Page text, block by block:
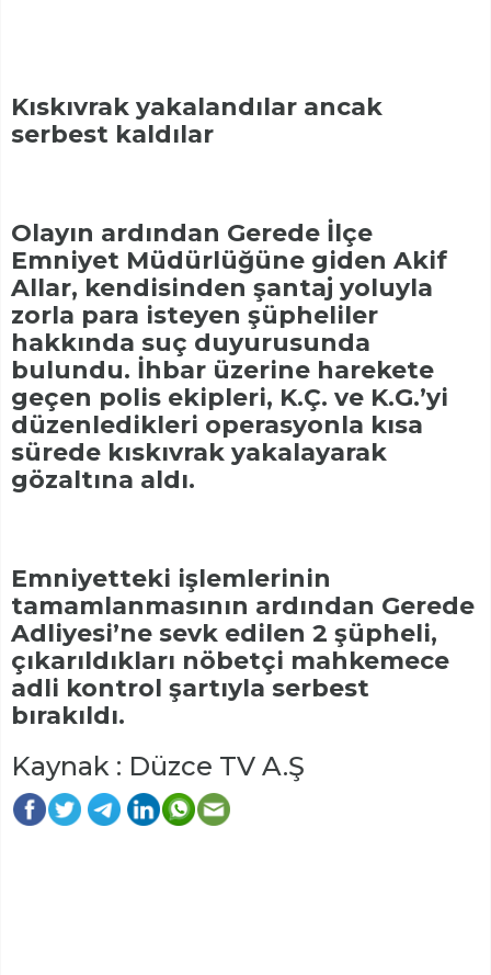
Kıskıvrak yakalandılar ancak
serbest kaldılar
Olayın ardından Gerede İlçe
Emniyet Müdürlüğüne giden Akif
Allar, kendisinden şantaj yoluyla
zorla para isteyen şüpheliler
hakkında suç duyurusunda
bulundu. İhbar üzerine harekete
geçen polis ekipleri, K.Ç. ve K.G.’yi
düzenledikleri operasyonla kısa
sürede kıskıvrak yakalayarak
gözaltına aldı.
Emniyetteki işlemlerinin
tamamlanmasının ardından Gerede
Adliyesi’ne sevk edilen 2 şüpheli,
çıkarıldıkları nöbetçi mahkemece
adli kontrol şartıyla serbest
bırakıldı.
Kaynak : Düzce TV A.Ş